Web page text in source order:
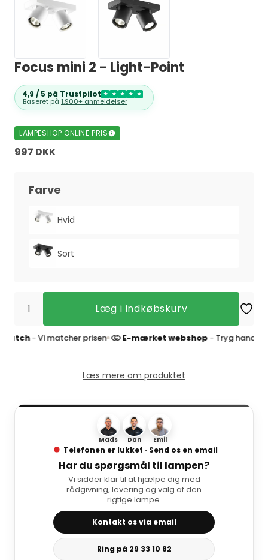
Focus mini 2 - Light-Point
4,9 / 5 på Trustpilot ★ ★ ★ ★ ★
Baseret på 1.900+ anmeldelser
LAMPESHOP ONLINE PRIS
997 DKK
Farve
Hvid
Sort
Læg i indkøbskurv
- Vi matcher prisen E-mærket webshop- Tryg handel og
Læs mere om produktet
Mads Dan Emil
Telefonen er lukket · Send os en email
Har du spørgsmål til lampen?
Vi sidder klar til at hjælpe dig med
rådgivning, levering og valg af den
rigtige lampe.
Kontakt os via email
Ring på 29 33 10 82